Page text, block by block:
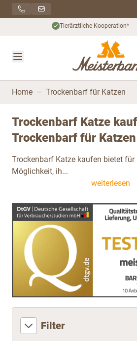
Direkt zum Inhalt
Nachhaltiger
Home – Trockenbarf für Katzen
Trockenbarf Katze
Trockenbarf für Katzen
Trockenbarf Katze kaufen bietet für
Möglichkeit, ih...
weiterlesen
Filter